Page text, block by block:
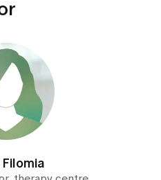
Filomia